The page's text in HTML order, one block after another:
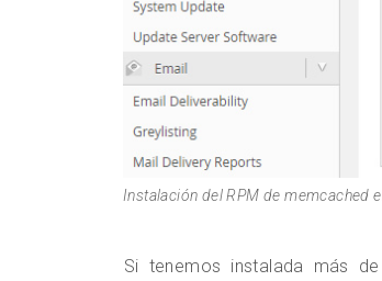
Instalación del RPM de memcached
Si tenemos instalada más de